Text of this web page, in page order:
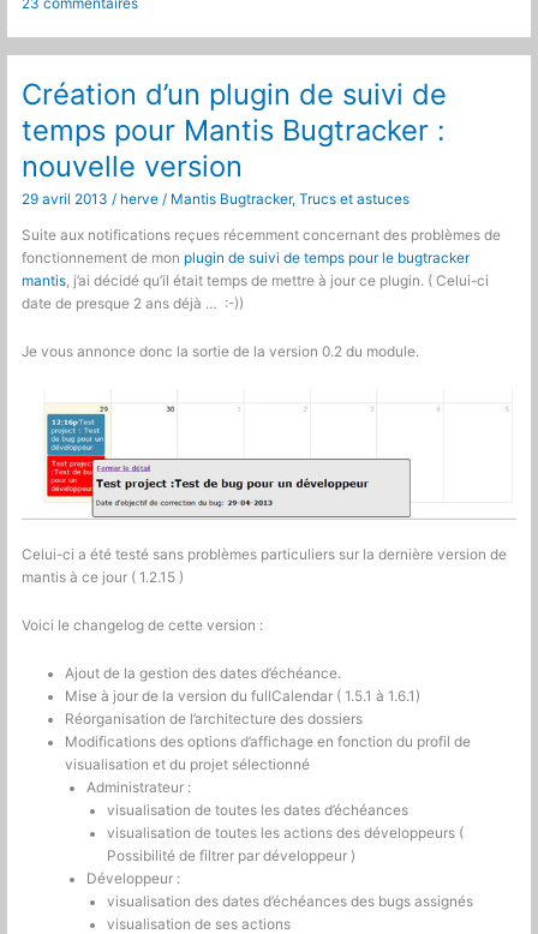
de
mantis
Bugtracker
23 commentaires
Création d’un plugin de suivi de
temps pour Mantis Bugtracker :
nouvelle version
29 avril 2013/ herve/ Mantis Bugtracker,Trucs et astuces
Suite aux notifications reçues récemment concernant des problèmes de
fonctionnement de mon plugin de suivi de temps pour le bugtracker
mantis, j’ai décidé qu’il était temps de mettre à jour ce plugin. ( Celui-ci
date de presque 2 ans déjà … :-))
Je vous annonce donc la sortie de la version 0.2 du module.
Celui-ci a été testé sans problèmes particuliers sur la dernière version de
mantis à ce jour ( 1.2.15 )
Voici le changelog de cette version :
Ajout de la gestion des dates d’échéance.
Mise à jour de la version du fullCalendar ( 1.5.1 à 1.6.1)
Réorganisation de l’architecture des dossiers
Modifications des options d’affichage en fonction du profil de
visualisation et du projet sélectionné
Administrateur :
visualisation de toutes les dates d’échéances
visualisation de toutes les actions des développeurs (
Possibilité de filtrer par développeur )
Développeur :
visualisation des dates d’échéances des bugs assignés
visualisation de ses actions